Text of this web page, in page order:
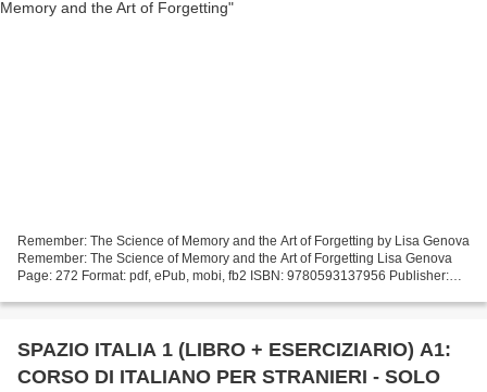
Remember: The Science of Memory and the Art of Forgetting by Lisa Genova
Remember: The Science of Memory and the Art of Forgetting Lisa Genova
Page: 272 Format: pdf, ePub, mobi, fb2 ISBN: 9780593137956 Publisher:
SPAZIO ITALIA 1 (LIBRO + ESERCIZIARIO) A1:
CORSO DI ITALIANO PER STRANIERI - SOLO